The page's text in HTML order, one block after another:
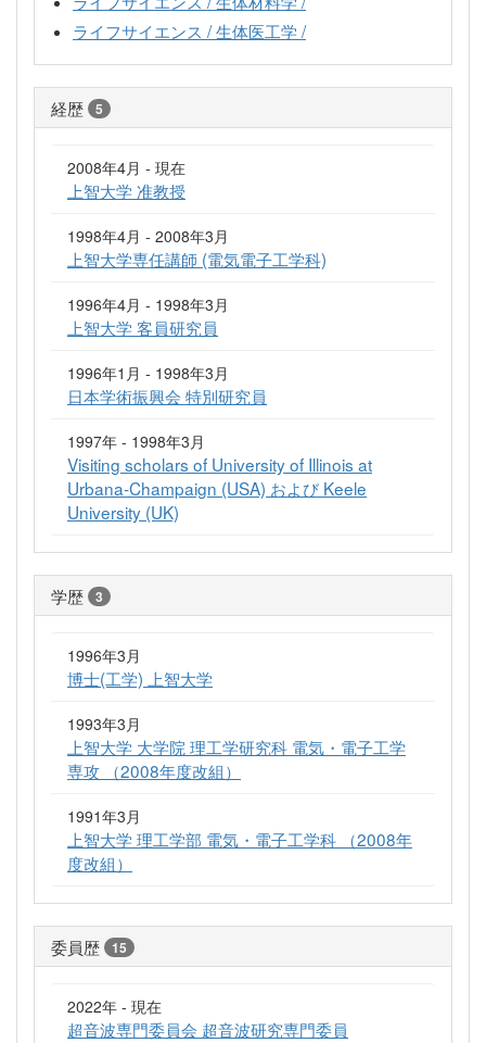
ライフサイエンス / 生体医工学 /
経歴 5
2008年4月 - 現在
上智大学 准教授
1998年4月 - 2008年3月
上智大学専任講師 (電気電子工学科)
1996年4月 - 1998年3月
上智大学 客員研究員
1996年1月 - 1998年3月
日本学術振興会 特別研究員
1997年 - 1998年3月
Visiting scholars of University of Illinois at
Urbana-Champaign (USA) および Keele
University (UK)
学歴 3
1996年3月
博士(工学) 上智大学
1993年3月
上智大学 大学院 理工学研究科 電気・電子工学
専攻 （2008年度改組）
1991年3月
上智大学 理工学部 電気・電子工学科 （2008年
度改組）
委員歴 15
2022年 - 現在
超音波専門委員会 超音波研究専門委員